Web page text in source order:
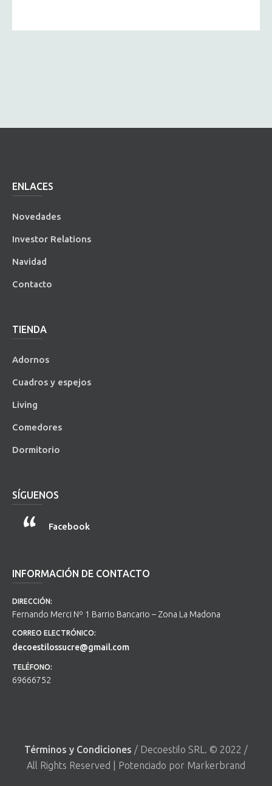
ENLACES
Novedades
Investor Relations
Navidad
Contacto
TIENDA
Adornos
Cuadros y espejos
Living
Comedores
Dormitorio
SÍGUENOS
Facebook
INFORMACIÓN DE CONTACTO
DIRECCIÓN:
Fernando Merci Nº 1 Barrio Bancario – Zona La Madona
CORREO ELECTRÓNICO:
decoestilossucre@gmail.com
TELÉFONO:
69666752
Términos y Condiciones / Decoestilo SRL. © 2022 /
All Rights Reserved | Potenciado por Markerbrand